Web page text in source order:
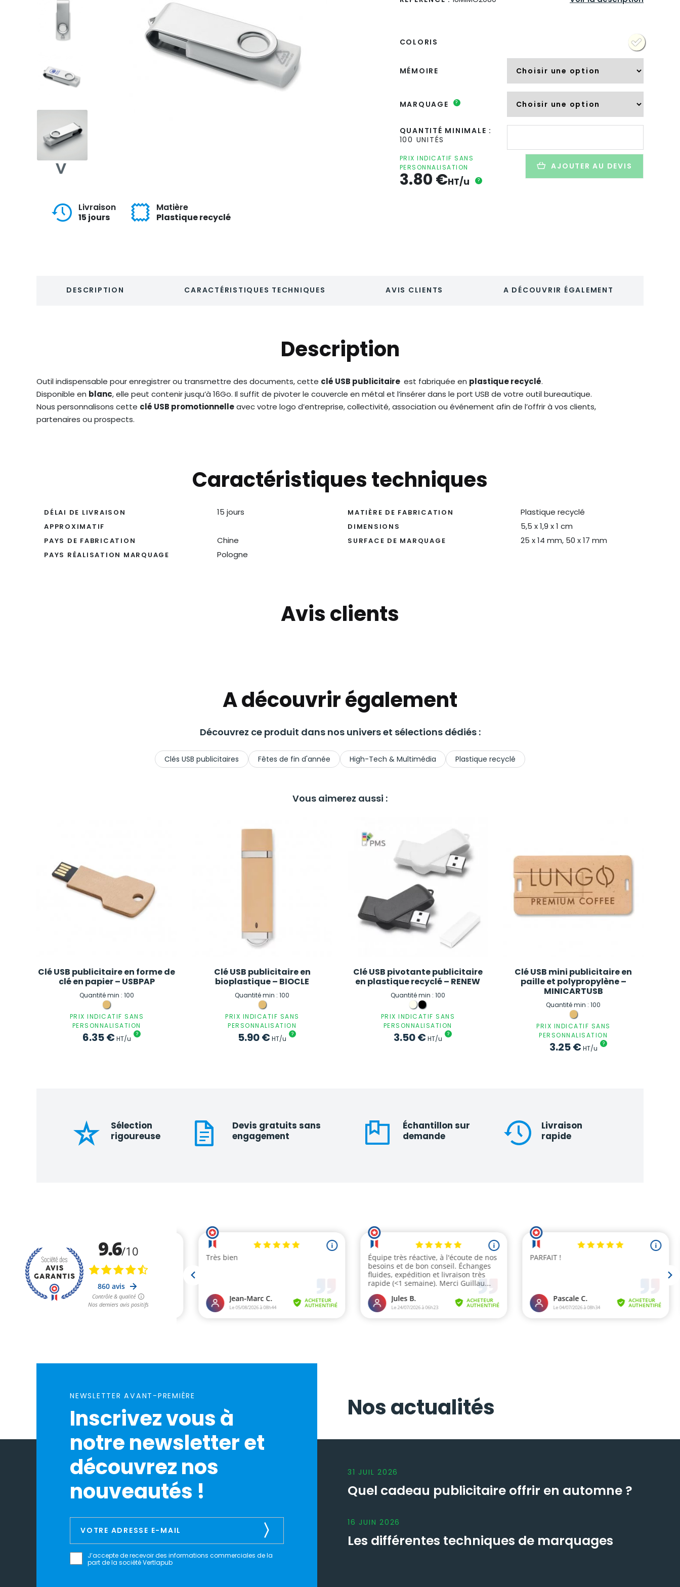
Livraison
15 jours
Matière
Plastique recyclé
COLORIS
MÉMOIRE
MARQUAGE ?
QUANTITÉ MINIMALE :
100 UNITÉS
quantité
Clé
pivotante
personnalisée
PRIX INDICATIF SANS
PERSONNALISATION
3.80€HT/u ?
AJOUTER AU DEVIS
DESCRIPTION CARACTÉRISTIQUES TECHNIQUES AVIS CLIENTS A DÉCOUVRIR ÉGALEMENT
Description
Outil indispensable pour enregistrer ou transmettre des documents, cette clé USB publicitaire est fabriquée en plastique recyclé.
Disponible en blanc, elle peut contenir jusqu’à 16Go. Il suffit de pivoter le couvercle en métal et l’insérer dans le port USB de votre outil bureautique.
Nous personnalisons cette clé USB promotionnelleavec votre logo d’entreprise, collectivité, association ou événement afin de l’offrir à vos clients,
partenaires ou prospects.
Caractéristiques techniques
DÉLAI DE LIVRAISON
APPROXIMATIF
15 jours
PAYS DE FABRICATION Chine
PAYS RÉALISATION MARQUAGE Pologne
MATIÈRE DE FABRICATION Plastique recyclé
DIMENSIONS 5,5 x 1,9 x 1 cm
SURFACE DE MARQUAGE 25 x 14 mm, 50 x 17 mm
Avis clients
A découvrir également
Découvrez ce produit dans nos univers et sélections dédiés :
Clés USB publicitaires Fêtes de fin d'année High-Tech & Multimédia Plastique recyclé
Vous aimerez aussi :
Clé USB publicitaire en forme de
clé en papier – USBPAP
Quantité min : 100
PRIX INDICATIF SANS
PERSONNALISATION
6.35€HT/u
?
Clé USB publicitaire en
bioplastique – BIOCLE
Quantité min : 100
PRIX INDICATIF SANS
PERSONNALISATION
5.90€HT/u
?
Clé USB pivotante publicitaire
en plastique recyclé – RENEW
Quantité min : 100
PRIX INDICATIF SANS
PERSONNALISATION
3.50€HT/u
?
Clé USB mini publicitaire en
paille et polypropylène –
MINICARTUSB
Quantité min : 100
PRIX INDICATIF SANS
PERSONNALISATION
3.25€HT/u
?
Sélection
rigoureuse
Devis gratuits sans
engagement
Échantillon sur
demande
Livraison
rapide
NEWSLETTER AVANT-PREMIÈRE
Inscrivez vous à
notre newsletter et
découvrez nos
nouveautés !
J’accepte de recevoir des informations commerciales de la
part de la société Vertlapub
Nos actualités
31 JUIL 2026
Quel cadeau publicitaire offrir en automne ?
16 JUIN 2026
Les différentes techniques de marquages